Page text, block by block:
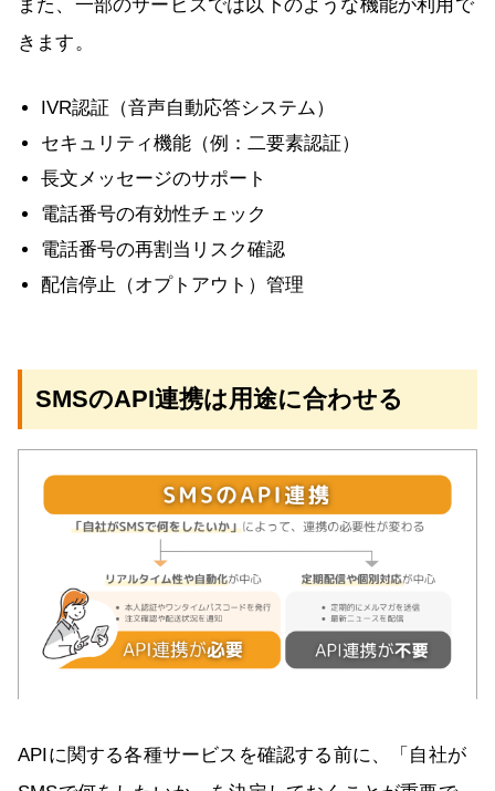
また、一部のサービスでは以下のような機能が利用で
きます。
IVR認証（音声自動応答システム）
セキュリティ機能（例：二要素認証）
長文メッセージのサポート
電話番号の有効性チェック
電話番号の再割当リスク確認
配信停止（オプトアウト）管理
SMSのAPI連携は用途に合わせる
APIに関する各種サービスを確認する前に、「自社が